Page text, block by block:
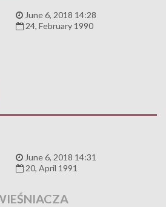
June 6, 2018 14:28
24, February 1990
June 6, 2018 14:31
20, April 1991